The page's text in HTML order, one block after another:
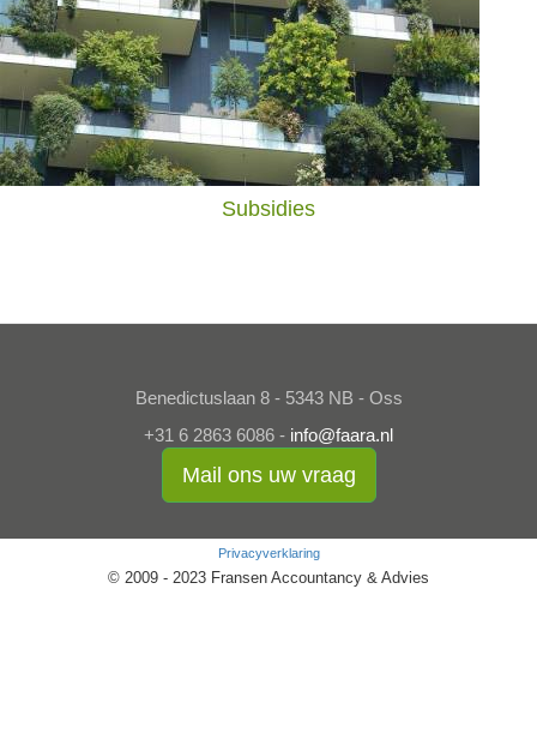
Subsidies
Benedictuslaan 8 - 5343 NB - Oss
+31 6 2863 6086 - info@faara.nl
Mail ons uw vraag
Privacyverklaring
© 2009 - 2023 Fransen Accountancy & Advies